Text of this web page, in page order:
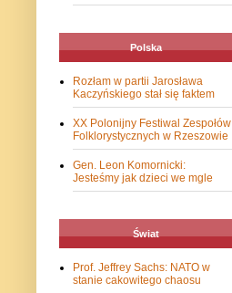
Polska
Rozłam w partii Jarosława
Kaczyńskiego stał się faktem
XX Polonijny Festiwal Zespołów
Folklorystycznych w Rzeszowie
Gen. Leon Komornicki:
Jesteśmy jak dzieci we mgle
Świat
Prof. Jeffrey Sachs: NATO w
stanie cakowitego chaosu